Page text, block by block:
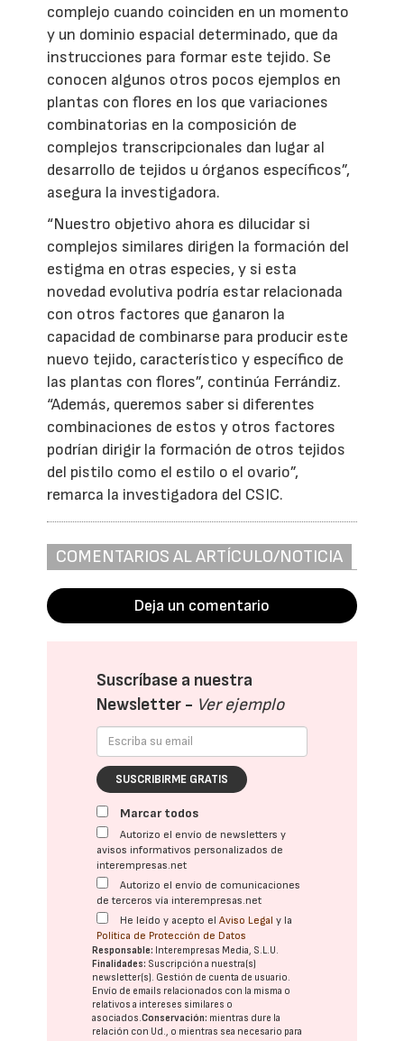
complejo cuando coinciden en un momento
y un dominio espacial determinado, que da
instrucciones para formar este tejido. Se
conocen algunos otros pocos ejemplos en
plantas con flores en los que variaciones
combinatorias en la composición de
complejos transcripcionales dan lugar al
desarrollo de tejidos u órganos específicos”,
asegura la investigadora.
“Nuestro objetivo ahora es dilucidar si
complejos similares dirigen la formación del
estigma en otras especies, y si esta
novedad evolutiva podría estar relacionada
con otros factores que ganaron la
capacidad de combinarse para producir este
nuevo tejido, característico y específico de
las plantas con flores”, continúa Ferrándiz.
“Además, queremos saber si diferentes
combinaciones de estos y otros factores
podrían dirigir la formación de otros tejidos
del pistilo como el estilo o el ovario”,
remarca la investigadora del CSIC.
COMENTARIOS AL ARTÍCULO/NOTICIA
Deja un comentario
Suscríbase a nuestra
Newsletter - Ver ejemplo
SUSCRIBIRME GRATIS
Marcar todos
Autorizo el envío de newsletters y
avisos informativos personalizados de
interempresas.net
Autorizo el envío de comunicaciones
de terceros vía interempresas.net
He leído y acepto elAviso Legal y la
Política de Protección de Datos
Responsable: Interempresas Media, S.L.U.
Finalidades: Suscripción a nuestra(s)
newsletter(s). Gestión de cuenta de usuario.
Envío de emails relacionados con la misma o
relativos a intereses similares o
asociados.Conservación: mientras dure la
relación con Ud., o mientras sea necesario para